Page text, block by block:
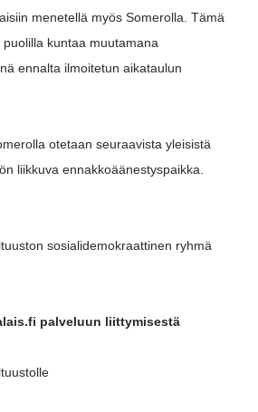
menetellä myös Somerolla. Tämä
puolilla kuntaa muutamana
ennalta ilmoitetun aikataulun
otetaan seuraavista yleisistä
liikkuva ennakkoäänestyspaikka.
sosialidemokraattinen ryhmä
palveluun liittymisestä